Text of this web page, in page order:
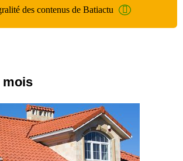
des contenus de Batiactu
mois